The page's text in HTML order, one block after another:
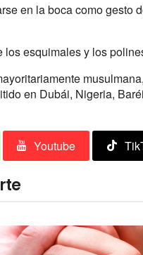
en la boca como gesto
esquimales y los
en Dubái, Nigeria,
Youtube